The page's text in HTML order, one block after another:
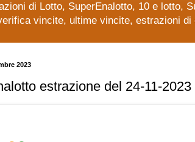
di Lotto, SuperEnalotto, 10 e lotto,
vincite, ultime vincite, estrazioni
2023
estrazione del 24-11-